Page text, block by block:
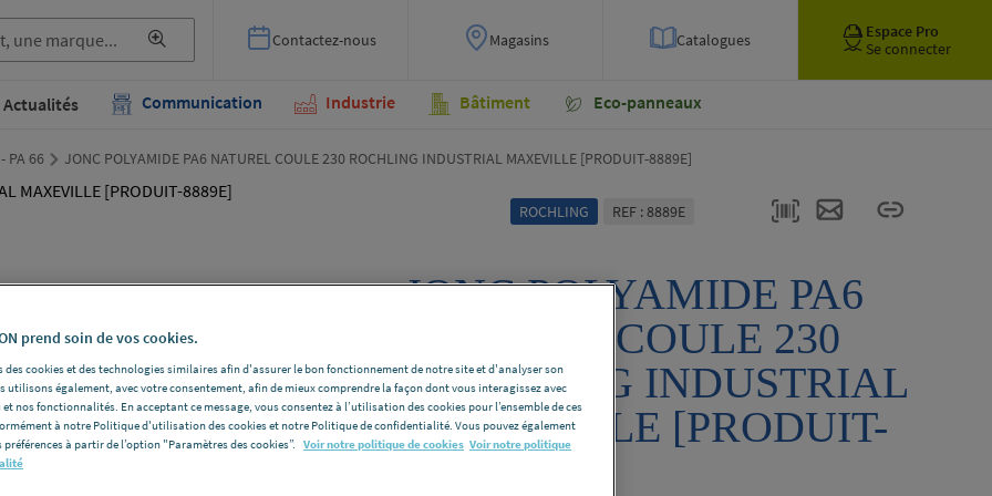
Contactez-nous Magasins Catalogues
Espace Pro
Se connecter
Actualités Communication Industrie Bâtiment Eco-panneaux
PA 66 JONC POLYAMIDE PA6 NATUREL COULE 230 ROCHLING INDUSTRIAL MAXEVILLE [PRODUIT-8889E]
ROCHLING REF : 8889E
JONC POLYAMIDE PA6
NATUREL COULE 230
ROCHLING INDUSTRIAL
MAXEVILLE [PRODUIT-
prend soin de vos cookies.
des cookies et des technologies similaires afin d'assurer le bon fonctionnement de notre site et d'analyser son
utilisons également, avec votre consentement, afin de mieux comprendre la façon dont vous interagissez avec
nos fonctionnalités. En acceptant ce message, vous consentez à l’utilisation des cookies pour l’ensemble de ces
à notre Politique d'utilisation des cookies et notre Politique de confidentialité. Vous pouvez également
à partir de l’option "Paramètres des cookies”.
Voir notre politique de cookies Voir notre politique